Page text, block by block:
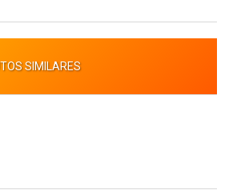
SIMILARES